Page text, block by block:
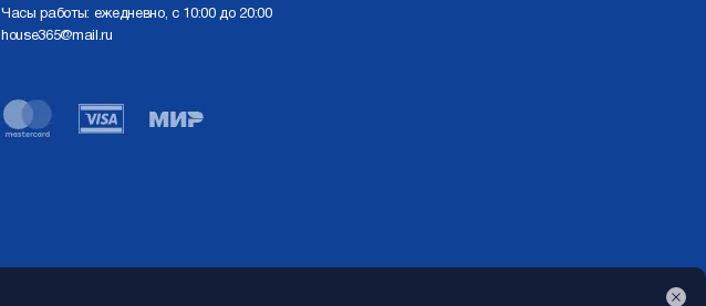
Часы работы: ежедневно, с 10:00 до 20:00
house365@mail.ru